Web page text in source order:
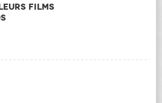
films